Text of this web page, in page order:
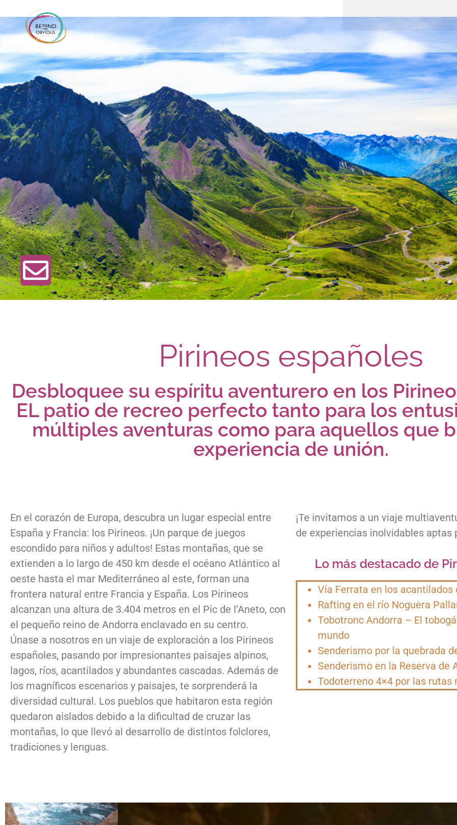
Pirineos españoles
Pirineos españoles
Desbloquee su espíritu aventurero en los
EL patio de recreo perfecto tanto para los
múltiples aventuras como para aquellos que
experiencia de unión.
En el corazón de Europa, descubra un lugar especial entre
España y Francia: los Pirineos. ¡Un parque de juegos
escondido para niños y adultos! Estas montañas, que se
extienden a lo largo de 450 km desde el océano Atlántico al
oeste hasta el mar Mediterráneo al este, forman una
frontera natural entre Francia y España. Los Pirineos
alcanzan una altura de 3.404 metros en el Pic de l’Aneto, con
el pequeño reino de Andorra enclavado en su centro.
Únase a nosotros en un viaje de exploración a los Pirineos
españoles, pasando por impresionantes paisajes alpinos,
lagos, ríos, acantilados y abundantes cascadas. Además de
los magníficos escenarios y paisajes, te sorprenderá la
diversidad cultural. Los pueblos que habitaron esta región
quedaron aislados debido a la dificultad de cruzar las
montañas, lo que llevó al desarrollo de distintos folclores,
tradiciones y lenguas.
¡Te invitamos a un viaje
de experiencias inolvidables aptas
Lo más destacado de
Vía Ferrata en los
Rafting en el río Noguera
Tobotronc Andorra – El
mundo
Senderismo por la quebrada
Senderismo en la Reserva de
Todoterreno 4×4 por las rutas